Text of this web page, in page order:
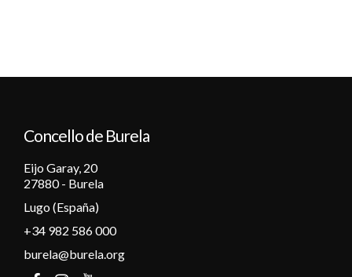
Concello de Burela
Eijo Garay, 20
27880 - Burela
Lugo (España)
+34 982 586 000
burela@burela.org